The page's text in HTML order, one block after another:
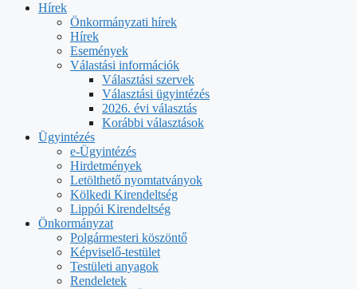
Hírek
Önkormányzati hírek
Hírek
Események
Válastási információk
Választási szervek
Választási ügyintézés
2026. évi választás
Korábbi választások
Ügyintézés
e-Ügyintézés
Hirdetmények
Letölthető nyomtatványok
Kölkedi Kirendeltség
Lippói Kirendeltség
Önkormányzat
Polgármesteri köszöntő
Képviselő-testület
Testületi anyagok
Rendeletek